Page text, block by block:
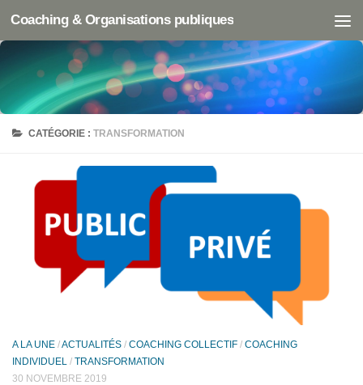
Coaching & Organisations publiques
CATÉGORIE :TRANSFORMATION
A LA UNE /ACTUALITÉS / COACHING COLLECTIF / COACHING
INDIVIDUEL / TRANSFORMATION
30 NOVEMBRE 2019